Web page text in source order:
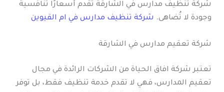
شركة تنظيف مدارس في الشارقة تقدم أسعارًا تنافسية
وجودة لا تُضاهى. شركة تنظيف مدارس في ام القيوين
شركة تعقيم مدارس في الشارقة
تعتبر شركة افاق الحياة من الشركات الرائدة في مجال
تعقيم المدارس، فهي لا تقدم خدمة تنظيف فقط، بل توفر